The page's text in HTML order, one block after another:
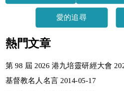
愛的追尋
熱門文章
第 98 屆 2026 港九培靈研經大會
基督教名人名言 2014-05-17